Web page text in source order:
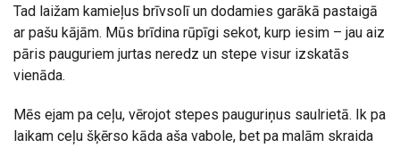
Tad laižam kamieļus brīvsolī un dodamies garākā pastaigā
ar pašu kājām. Mūs brīdina rūpīgi sekot, kurp iesim – jau aiz
pāris pauguriem jurtas neredz un stepe visur izskatās
vienāda.
Mēs ejam pa ceļu, vērojot stepes pauguriņus saulrietā. Ik pa
laikam ceļu šķērso kāda aša vabole, bet pa malām skraida